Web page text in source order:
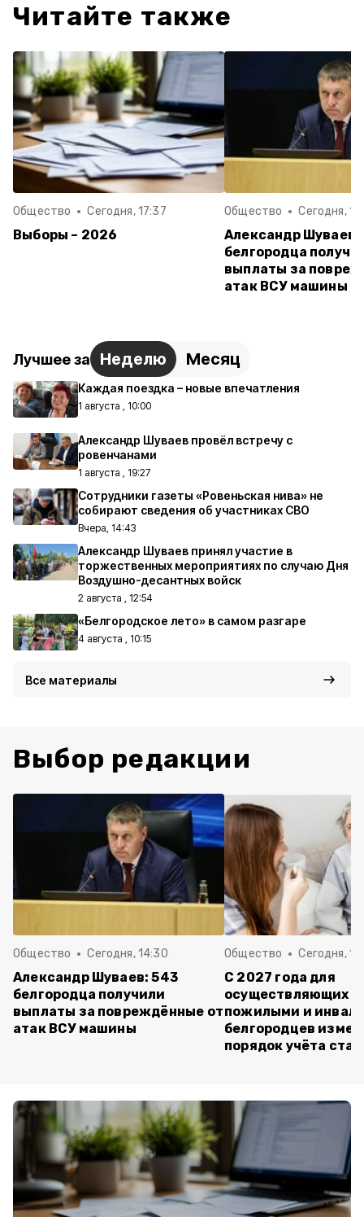
Читайте также
Общество Сегодня, 17:37
Выборы – 2026
Общество Сегодня,
Александр Шуваев:
белгородца
выплаты за
атак ВСУ машины
Лучшее за Неделю Месяц
Каждая поездка – новые впечатления
1 августа , 10:00
Александр Шуваев провёл встречу с
ровенчанами
1 августа , 19:27
Сотрудники газеты «Ровеньская нива» не
собирают сведения об участниках СВО
Вчера, 14:43
Александр Шуваев принял участие в
торжественных мероприятиях по случаю Дня
Воздушно-десантных войск
2 августа , 12:54
«Белгородское лето» в самом разгаре
4 августа , 10:15
Все материалы
Выбор редакции
Общество Сегодня, 14:30
Александр Шуваев: 543
белгородца получили
выплаты за повреждённые от
атак ВСУ машины
Общество Сегодня,
С 2027 года для
осуществляющих
пожилыми и
белгородцев
порядок учёта ста